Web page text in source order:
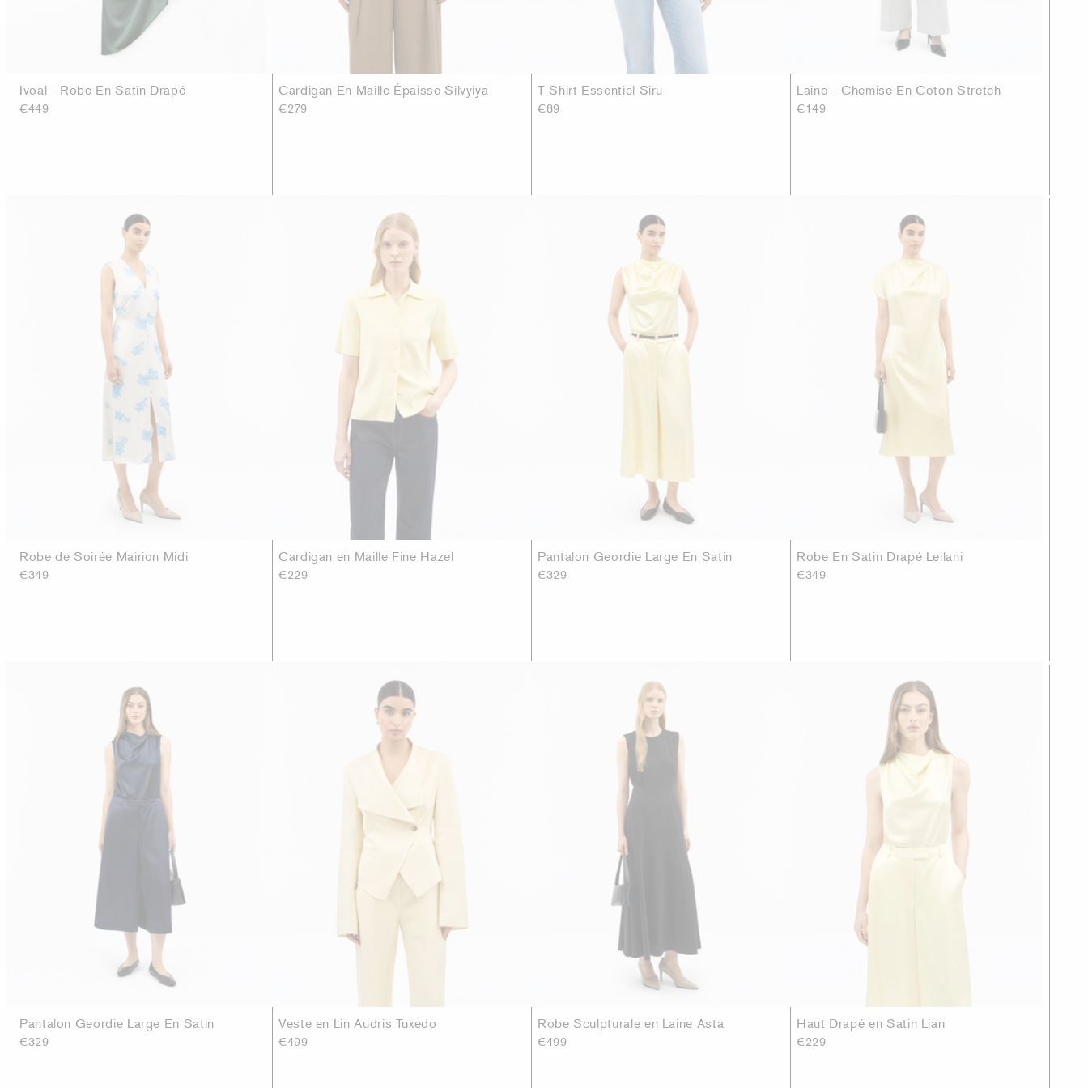
Ivoal - Robe En Satin Drapé
€449
Cardigan En Maille Épaisse Silvyiya
€279
T-Shirt Essentiel Siru
€89
Laino - Chemise En Coton Stretch
€149
Robe de Soirée Mairion Midi
€349
Cardigan en Maille Fine Hazel
€229
Pantalon Geordie Large En Satin
€329
Robe En Satin Drapé Leilani
€349
Pantalon Geordie Large En Satin
€329
Veste en Lin Audris Tuxedo
€499
Robe Sculpturale en Laine Asta
€499
Haut Drapé en Satin Lian
€229